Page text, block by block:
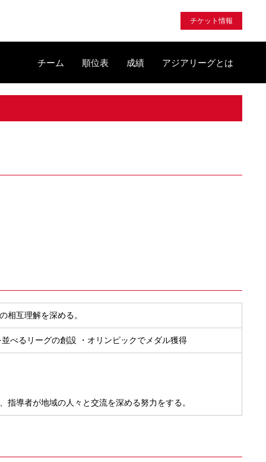
チケット情報
チーム 順位表 成績 アジアリーグとは
相互理解を深める。
べるリーグの創設 ・オリンピックでメダル獲得
導者が地域の人々と交流を深める努力をする。